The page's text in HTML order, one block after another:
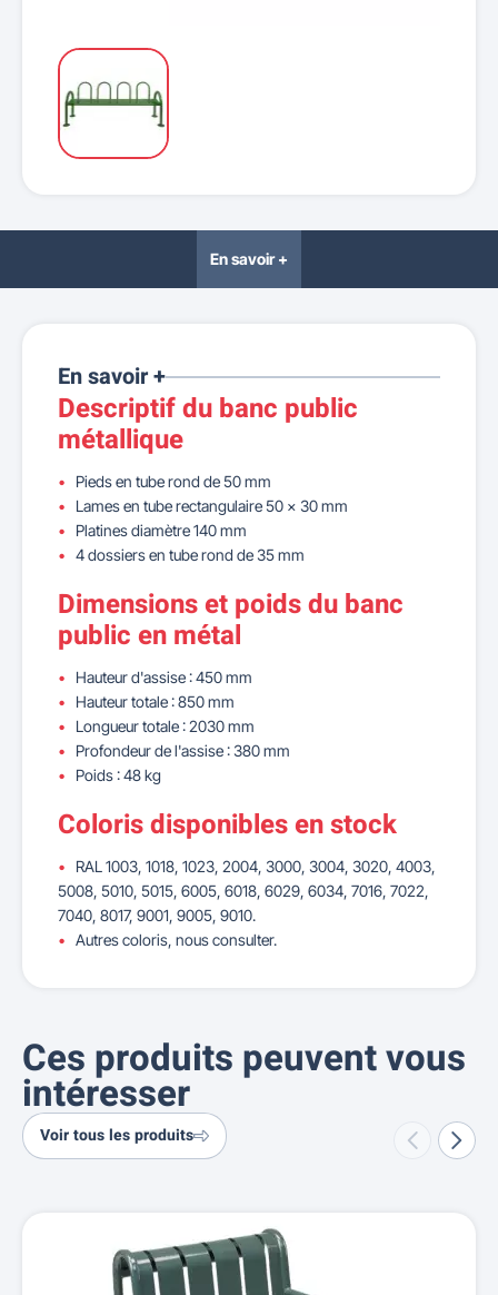
En savoir +
En savoir +
Descriptif du banc public
métallique
Pieds en tube rond de 50 mm
Lames en tube rectangulaire 50 x 30 mm
Platines diamètre 140 mm
4 dossiers en tube rond de 35 mm
Dimensions et poids du banc
public en métal
Hauteur d'assise : 450 mm
Hauteur totale : 850 mm
Longueur totale : 2030 mm
Profondeur de l'assise : 380 mm
Poids : 48 kg
Coloris disponibles en stock
RAL 1003, 1018, 1023, 2004, 3000, 3004, 3020, 4003,
5008, 5010, 5015, 6005, 6018, 6029, 6034, 7016, 7022,
7040, 8017, 9001, 9005, 9010.
Autres coloris, nous consulter.
Ces produits peuvent vous
intéresser
Voir tous les produits